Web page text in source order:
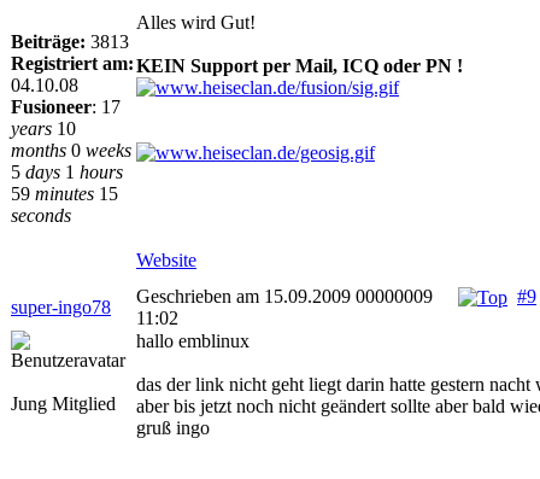
Beiträge: 3813
Registriert am:
04.10.08
Fusioneer: 17
years 10
months 0 weeks
5 days 1 hours
59 minutes 15
seconds
Alles wird Gut!
KEIN Support per Mail, ICQ oder PN !
Website
super-ingo78
#9
Geschrieben am 15.09.2009 00000009
11:02
Jung Mitglied
hallo emblinux
das der link nicht geht liegt darin hatte gestern nacht
aber bis jetzt noch nicht geändert sollte aber bald
gruß ingo